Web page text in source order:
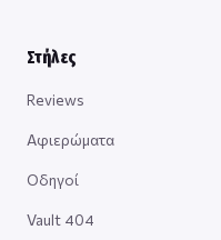
Στήλες
Reviews
Αφιερώματα
Οδηγοί
Vault 404